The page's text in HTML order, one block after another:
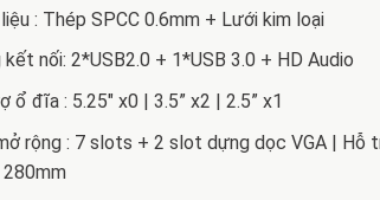
: Thép SPCC 0.6mm + Lưới kim loại
kết nối: 2*USB2.0 + 1*USB 3.0 + HD Audio
ổ đĩa : 5.25″ x0 | 3.5” x2 | 2.5” x1
rộng : 7 slots + 2 slot dựng dọc VGA | Hỗ